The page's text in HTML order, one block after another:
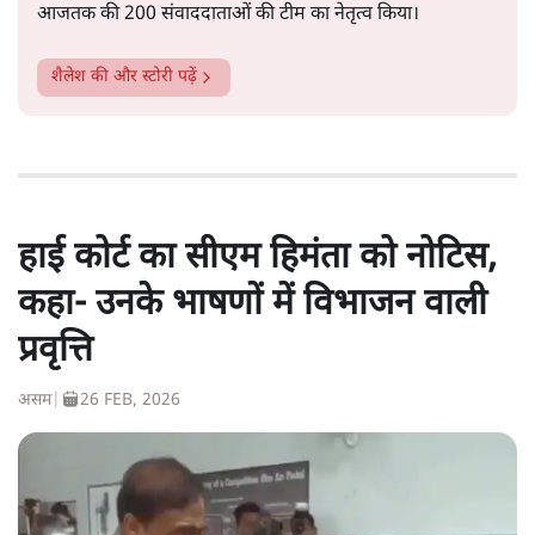
आजतक की 200 संवाददाताओं की टीम का नेतृत्व किया।
शैलेश की और स्टोरी पढ़ें
हाई कोर्ट का सीएम हिमंता को नोटिस,
कहा- उनके भाषणों में विभाजन वाली
प्रवृत्ति
असम| 26 FEB, 2026